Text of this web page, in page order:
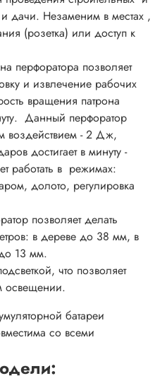
дачи. Незаменим в местах ,
(розетка) или доступ к
перфоратора позволяет
и извлечение рабочих
вращения патрона
Данный перфоратор
- 2 Дж,
достигает в минуту -
работать в режимах:
долото, регулировка
позволяет делать
в дереве до 38 мм, в
13 мм.
что позволяет
освещении.
батареи
со всеми